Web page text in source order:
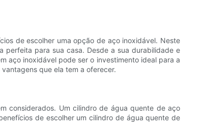
de escolher uma opção de aço inoxidável. Neste
perfeita para sua casa. Desde a sua durabilidade e
aço inoxidável pode ser o investimento ideal para a
que ela tem a oferecer.
considerados. Um cilindro de água quente de aço
de escolher um cilindro de água quente de